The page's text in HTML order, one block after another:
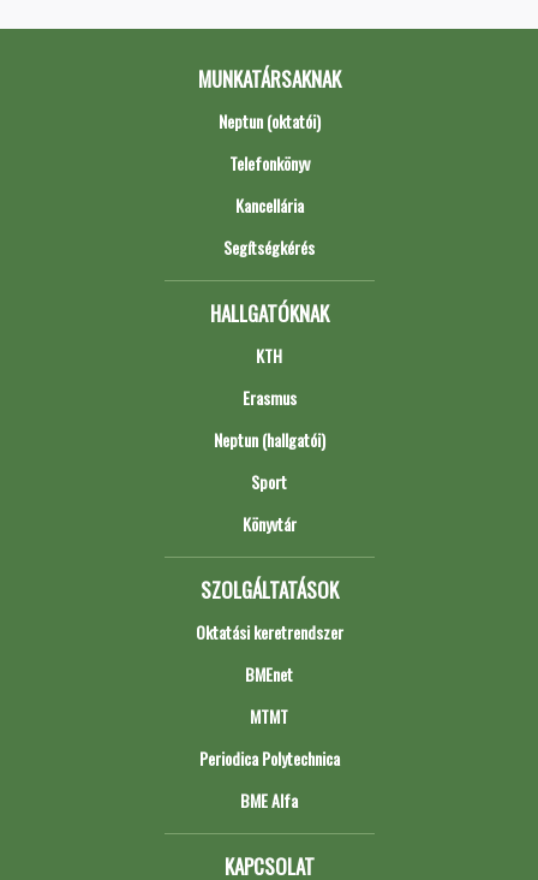
MUNKATÁRSAKNAK
Neptun (oktatói)
Telefonkönyv
Kancellária
Segítségkérés
HALLGATÓKNAK
KTH
Erasmus
Neptun (hallgatói)
Sport
Könyvtár
SZOLGÁLTATÁSOK
Oktatási keretrendszer
BMEnet
MTMT
Periodica Polytechnica
BME Alfa
KAPCSOLAT